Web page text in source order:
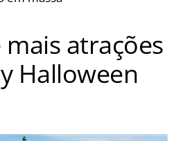
atrações
Halloween
com fantasias de